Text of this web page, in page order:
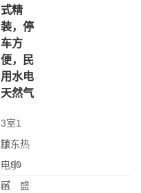
式精
装，停
车方
便，民
用水电
天然气
3室1
厅
|
90
㎡
|
镇东热
电小
区
盛